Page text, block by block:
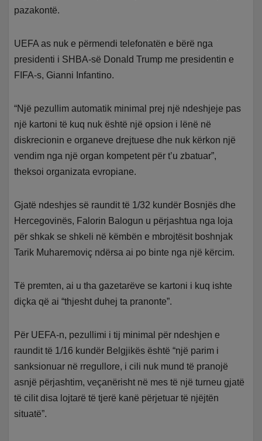
pazakontë.
UEFA as nuk e përmendi telefonatën e bërë nga
presidenti i SHBA-së Donald Trump me presidentin e
FIFA-s, Gianni Infantino.
“Një pezullim automatik minimal prej një ndeshjeje pas
një kartoni të kuq nuk është një opsion i lënë në
diskrecionin e organeve drejtuese dhe nuk kërkon një
vendim nga një organ kompetent për t’u zbatuar”,
theksoi organizata evropiane.
Gjatë ndeshjes së raundit të 1/32 kundër Bosnjës dhe
Hercegovinës, Falorin Balogun u përjashtua nga loja
për shkak se shkeli në këmbën e mbrojtësit boshnjak
Tarik Muharemoviç ndërsa ai po binte nga një kërcim.
Të premten, ai u tha gazetarëve se kartoni i kuq ishte
diçka që ai “thjesht duhej ta pranonte”.
Për UEFA-n, pezullimi i tij minimal për ndeshjen e
raundit të 1/16 kundër Belgjikës është “një parim i
sanksionuar në rregullore, i cili nuk mund të pranojë
asnjë përjashtim, veçanërisht në mes të një turneu gjatë
të cilit disa lojtarë të tjerë kanë përjetuar të njëjtën
situatë”.